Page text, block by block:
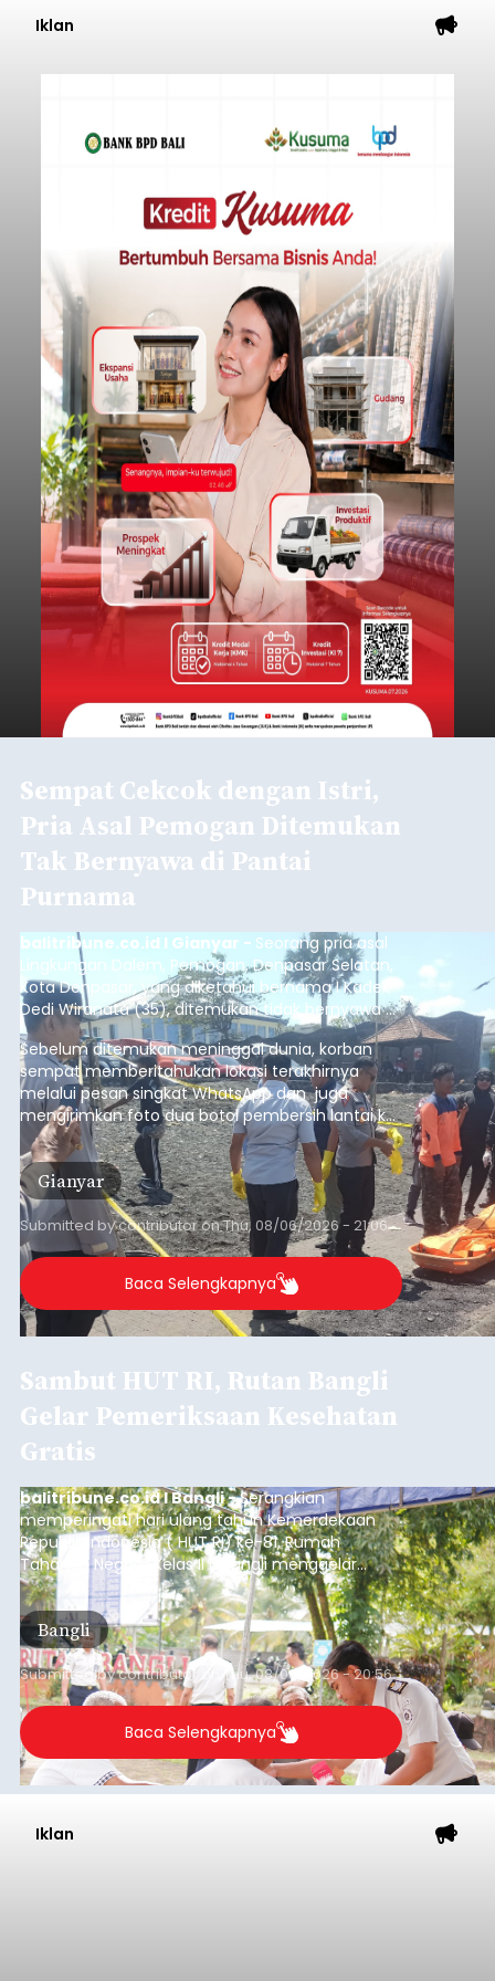
Iklan
Sempat Cekcok dengan Istri,
Pria Asal Pemogan Ditemukan
Tak Bernyawa di Pantai
Purnama
balitribune.co.id I Gianyar - Seorang pria asal
Lingkungan Dalem, Pemogan, Denpasar Selatan,
Kota Denpasar, yang diketahui bernama I Kadek
Dedi Wiranata (35), ditemukan tidak bernyawa di
pesisir Pantai Purnama, Sukawati.
Sebelum ditemukan meninggal dunia, korban
sempat memberitahukan lokasi terakhirnya
melalui pesan singkat WhatsApp dan juga
mengirimkan foto dua botol pembersih lantai ke
istrinya.
Gianyar
Submitted bycontributoronThu, 08/06/2026 - 21:06
Baca Selengkapnya
Sambut HUT RI, Rutan Bangli
Gelar Pemeriksaan Kesehatan
Gratis
balitribune.co.id I Bangli -Serangkian
memperingati hari ulang tahun Kemerdekaan
Republik Indonesia ( HUT RI) ke-81, Rumah
Tahanan Negara Kelas II B Bangli menggelar
kegiatan pemeriksaan kesehatan gratis, Rabu
(6/8/2026).
Bangli
Submitted bycontributor Thu, 08/06/2026 - 20:56
Baca Selengkapnya
Iklan